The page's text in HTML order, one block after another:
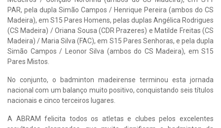
PAR, pela dupla Simão Campos / Henrique Pereira (ambos do CS
Madeira), em S15 Pares Homens, pelas duplas Angélica Rodrigues
(CS Madeira) / Oriana Sousa (CDR Prazeres) e Matilde Freitas (CS
Madeira) / Maria Silva (FAC), em S15 Pares Senhoras, e pela dupla
Simão Campos / Leonor Silva (ambos do CS Madeira), em S15
Pares Mistos.
No conjunto, o badminton madeirense terminou esta jornada
nacional com um balanço muito positivo, conquistando seis títulos
nacionais e cinco terceiros lugares.
A ABRAM felicita todos os atletas e clubes pelos excelentes